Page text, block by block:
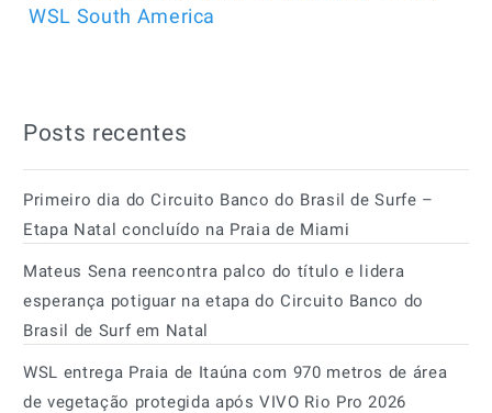
WSL South America
Posts recentes
Primeiro dia do Circuito Banco do Brasil de Surfe –
Etapa Natal concluído na Praia de Miami
Mateus Sena reencontra palco do título e lidera
esperança potiguar na etapa do Circuito Banco do
Brasil de Surf em Natal
WSL entrega Praia de Itaúna com 970 metros de área
de vegetação protegida após VIVO Rio Pro 2026